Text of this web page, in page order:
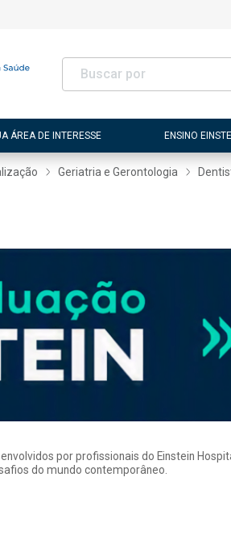
ÁREA DE INTERESSE ENSINO
Geriatria e Gerontologia
por profissionais do Einstein
do mundo contemporâneo.